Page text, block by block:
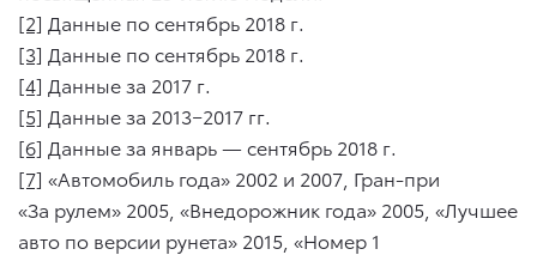
[2] Данные по сентябрь 2018 г.
[3] Данные по сентябрь 2018 г.
[4] Данные за 2017 г.
[5] Данные за 2013−2017 гг.
[6] Данные за январь — сентябрь 2018 г.
[7] «Автомобиль года» 2002 и 2007, Гран-при
«За рулем» 2005, «Внедорожник года» 2005, «Лучшее
авто по версии рунета» 2015, «Номер 1